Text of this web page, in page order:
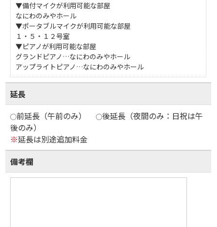
▼備付マイクが利用可能な部屋
なにわのみやホール
▼ポータブルマイクが利用可能な部屋
１・５・１２号室
▼ピアノが利用可能な部屋
グランドピアノ…なにわのみやホール
アップライトピアノ…なにわのみやホール
延長
前延長（午前のみ）
後延長（夜間のみ：日祝は午
後のみ）
※延長は別途追加料金
備考欄